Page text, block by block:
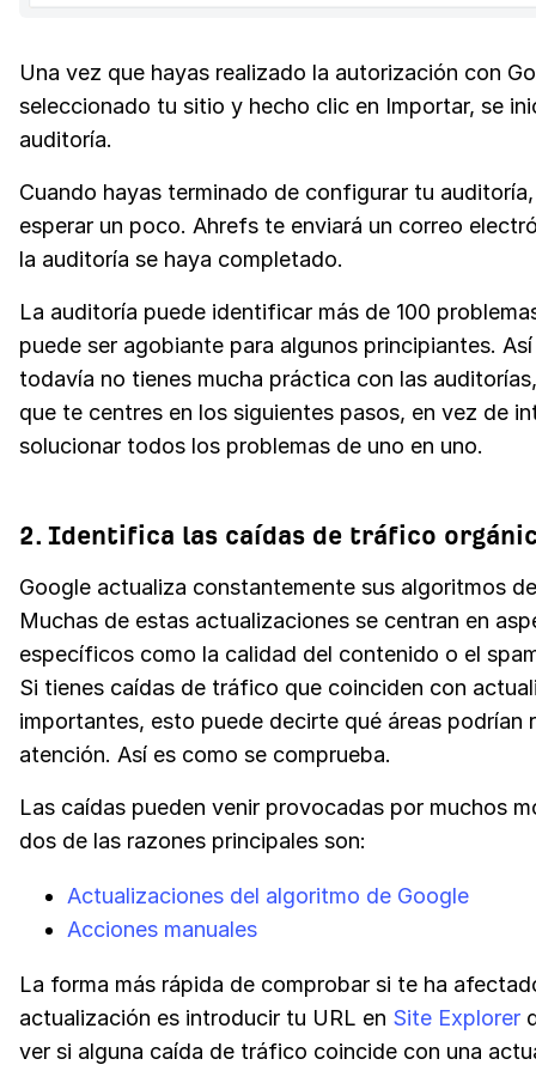
Una vez que hayas realizado la autorización con
seleccionado tu sitio y hecho clic en Importar, se
auditoría.
Cuando hayas terminado de configurar tu
esperar un poco. Ahrefs te enviará un correo
la auditoría se haya completado.
La auditoría puede identificar más de 100
puede ser agobiante para algunos principiantes.
todavía no tienes mucha práctica con las
que te centres en los siguientes pasos, en vez de
solucionar todos los problemas de uno en uno.
2. Identifica las caídas de tráfico
Google actualiza constantemente sus algoritmos
Muchas de estas actualizaciones se centran en
específicos como la calidad del contenido o el
Si tienes caídas de tráfico que coinciden con
importantes, esto puede decirte qué áreas podrían
atención. Así es como se comprueba.
Las caídas pueden venir provocadas por muchos
dos de las razones principales son:
Actualizaciones del algoritmo de Google
Acciones manuales
La forma más rápida de comprobar si te ha
actualización es introducir tu URL en Site Explorer
ver si alguna caída de tráfico coincide con una